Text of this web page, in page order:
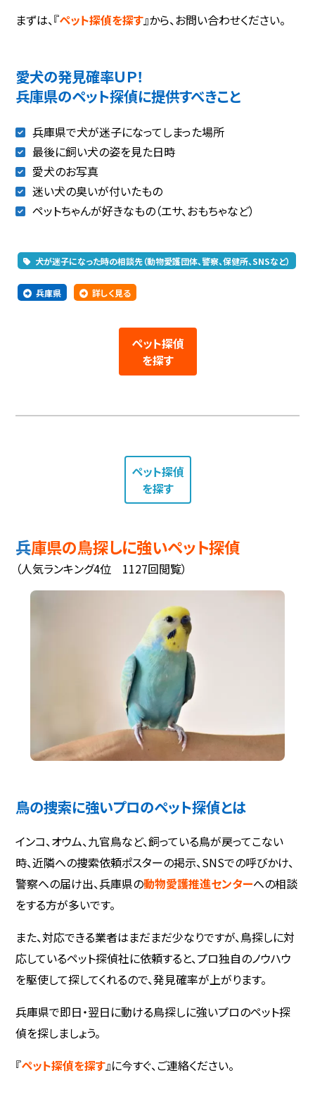
まずは、『ペット探偵を探す』から、お問い合わせください。
愛犬の発見確率ＵＰ！
兵庫県のペット探偵に提供すべきこと
兵庫県で犬が迷子になってしまった場所
最後に飼い犬の姿を見た日時
愛犬のお写真
迷い犬の臭いが付いたもの
ペットちゃんが好きなもの（エサ、おもちゃなど）
犬が迷子になった時の相談先（動物愛護団体、警察、保健所、SNSなど）
兵庫県 詳しく見る
ペット探偵
を探す
ペット探偵
を探す
兵庫県の鳥探しに強いペット探偵
（人気ランキング4位 1127回閲覧）
鳥の捜索に強いプロのペット探偵とは
インコ、オウム、九官鳥など、飼っている鳥が戻ってこない
時、近隣への捜索依頼ポスターの掲示、SNSでの呼びかけ、
警察への届け出、兵庫県の動物愛護推進センターへの相談
をする方が多いです。
また、対応できる業者はまだまだ少なりですが、鳥探しに対
応しているペット探偵社に依頼すると、プロ独自のノウハウ
を駆使して探してくれるので、発見確率が上がります。
兵庫県で即日・翌日に動ける鳥探しに強いプロのペット探
偵を探しましょう。
『ペット探偵を探す』に今すぐ、ご連絡ください。